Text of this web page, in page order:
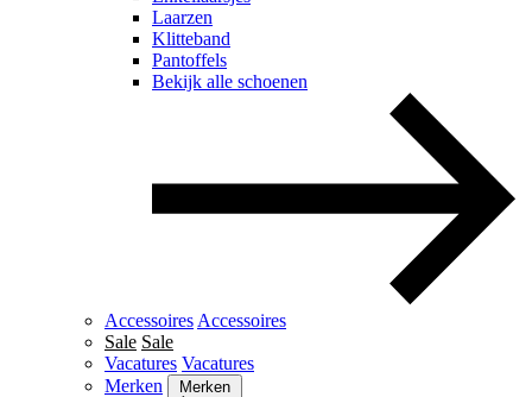
Laarzen
Klitteband
Pantoffels
Bekijk alle schoenen
Accessoires Accessoires
Sale Sale
Vacatures Vacatures
Merken
Merken